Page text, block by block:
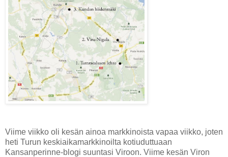
Viime viikko oli kesän ainoa markkinoista vapaa viikko, joten
heti Turun keskiaikamarkkinoilta kotiuduttuaan
Kansanperinne-blogi suuntasi Viroon. Viime kesän Viron